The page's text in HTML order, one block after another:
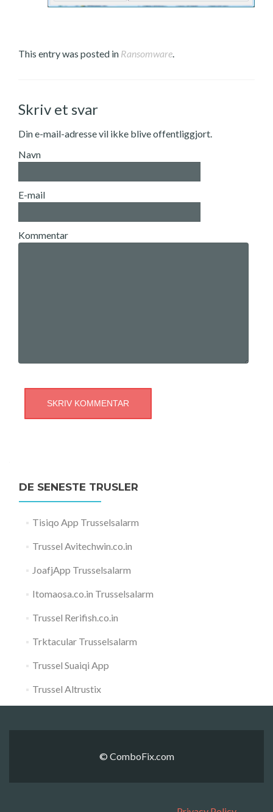
This entry was posted in Ransomware.
Skriv et svar
Din e-mail-adresse vil ikke blive offentliggjort.
Navn
E-mail
Kommentar
DE SENESTE TRUSLER
Tisiqo App Trusselsalarm
Trussel Avitechwin.co.in
JoafjApp Trusselsalarm
Itomaosa.co.in Trusselsalarm
Trussel Rerifish.co.in
Trktacular Trusselsalarm
Trussel Suaiqi App
Trussel Altrustix
© ComboFix.com